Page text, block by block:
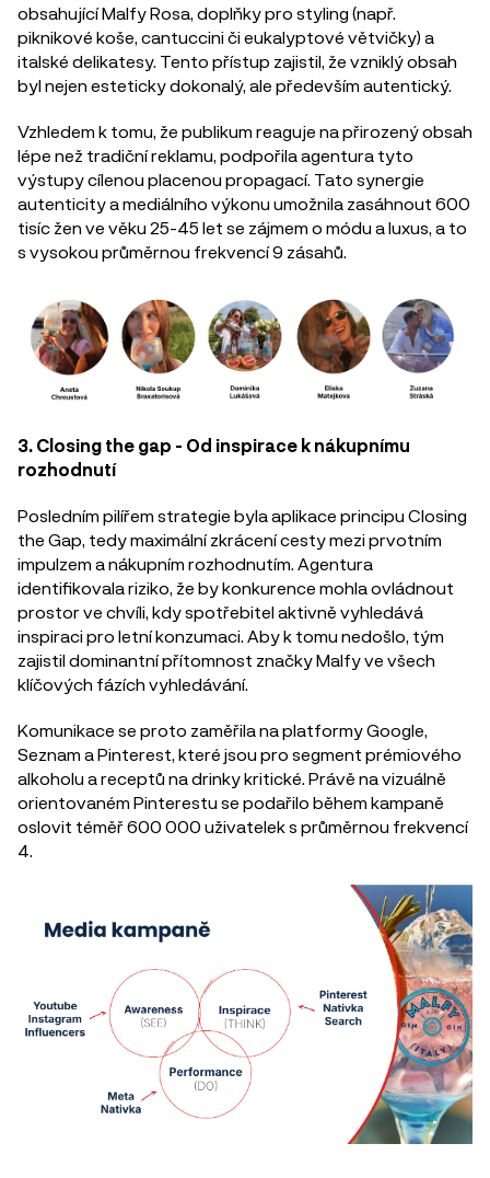
obsahující Malfy Rosa, doplňky pro styling (např.
piknikové koše, cantuccini či eukalyptové větvičky) a
italské delikatesy. Tento přístup zajistil, že vzniklý obsah
byl nejen esteticky dokonalý, ale především autentický.
Vzhledem k tomu, že publikum reaguje na přirozený obsah
lépe než tradiční reklamu, podpořila agentura tyto
výstupy cílenou placenou propagací. Tato synergie
autenticity a mediálního výkonu umožnila zasáhnout 600
tisíc žen ve věku 25-45 let se zájmem o módu a luxus, a to
s vysokou průměrnou frekvencí 9 zásahů.
3. Closing the gap - Od inspirace k nákupnímu
rozhodnutí
Posledním pilířem strategie byla aplikace principu Closing
the Gap, tedy maximální zkrácení cesty mezi prvotním
impulzem a nákupním rozhodnutím. Agentura
identifikovala riziko, že by konkurence mohla ovládnout
prostor ve chvíli, kdy spotřebitel aktivně vyhledává
inspiraci pro letní konzumaci. Aby k tomu nedošlo, tým
zajistil dominantní přítomnost značky Malfy ve všech
klíčových fázích vyhledávání.
Komunikace se proto zaměřila na platformy Google,
Seznam a Pinterest, které jsou pro segment prémiového
alkoholu a receptů na drinky kritické. Právě na vizuálně
orientovaném Pinterestu se podařilo během kampaně
oslovit téměř 600 000 uživatelek s průměrnou frekvencí
4.